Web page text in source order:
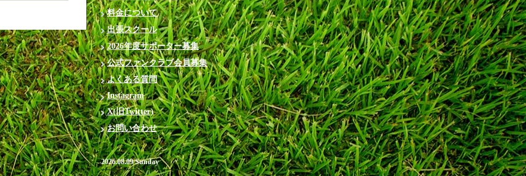
料金について
出張スクール
2026年度サポーター募集
公式ファンクラブ会員募集
よくある質問
Instagram
X(旧Twitter)
お問い合わせ
2026.08.09 Sunday